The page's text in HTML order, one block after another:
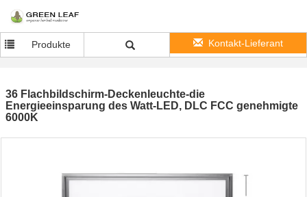
Produkte Kontakt-Lieferant
36 Flachbildschirm-Deckenleuchte-die
Energieeinsparung des Watt-LED, DLC FCC genehmigte
6000K